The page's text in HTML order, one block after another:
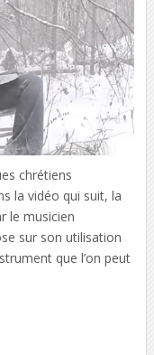
chrétiens
la vidéo qui suit, la
le musicien
sur son utilisation
que l’on peut